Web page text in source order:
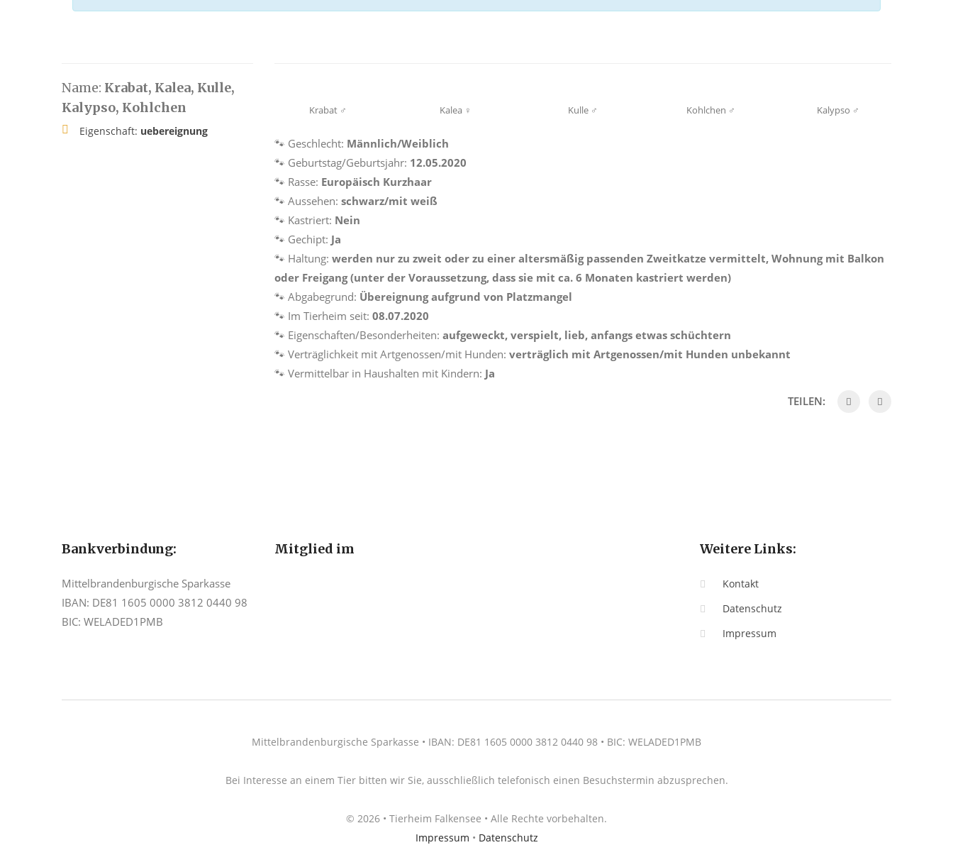
Name: Krabat, Kalea, Kulle,
Kalypso, Kohlchen
Eigenschaft: uebereignung
Krabat ♂ Kalea ♀ Kulle ♂ Kohlchen ♂ Kalypso ♂
🐾 Geschlecht: Männlich/Weiblich
🐾 Geburtstag/Geburtsjahr: 12.05.2020
🐾 Rasse: Europäisch Kurzhaar
🐾 Aussehen: schwarz/mit weiß
🐾 Kastriert: Nein
🐾 Gechipt: Ja
🐾 Haltung: werden nur zu zweit oder zu einer altersmäßig passenden Zweitkatze vermittelt, Wohnung mit Balkon
oder Freigang (unter der Voraussetzung, dass sie mit ca. 6 Monaten kastriert werden)
🐾 Abgabegrund: Übereignung aufgrund von Platzmangel
🐾 Im Tierheim seit: 08.07.2020
🐾 Eigenschaften/Besonderheiten: aufgeweckt, verspielt, lieb, anfangs etwas schüchtern
🐾 Verträglichkeit mit Artgenossen/mit Hunden: verträglich mit Artgenossen/mit Hunden unbekannt
🐾 Vermittelbar in Haushalten mit Kindern: Ja
TEILEN:
Bankverbindung:
Mittelbrandenburgische Sparkasse
IBAN: DE81 1605 0000 3812 0440 98
BIC: WELADED1PMB
Mitglied im Weitere Links:
Kontakt
Datenschutz
Impressum
Mittelbrandenburgische Sparkasse • IBAN: DE81 1605 0000 3812 0440 98 • BIC: WELADED1PMB
Bei Interesse an einem Tier bitten wir Sie, ausschließlich telefonisch einen Besuchstermin abzusprechen.
© 2026 • Tierheim Falkensee • Alle Rechte vorbehalten.
Impressum • Datenschutz